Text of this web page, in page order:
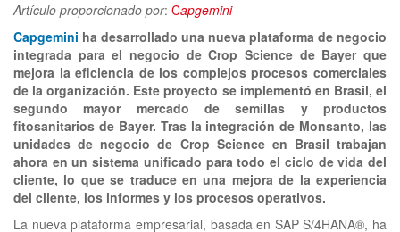
Artículo proporcionado por: Capgemini
Capgemini ha desarrollado una nueva plataforma de negocio
integrada para el negocio de Crop Science de Bayer que
mejora la eficiencia de los complejos procesos comerciales
de la organización. Este proyecto se implementó en Brasil, el
segundo mayor mercado de semillas y productos
fitosanitarios de Bayer. Tras la integración de Monsanto, las
unidades de negocio de Crop Science en Brasil trabajan
ahora en un sistema unificado para todo el ciclo de vida del
cliente, lo que se traduce en una mejora de la experiencia
del cliente, los informes y los procesos operativos.
La nueva plataforma empresarial, basada en SAP S/4HANA®, ha